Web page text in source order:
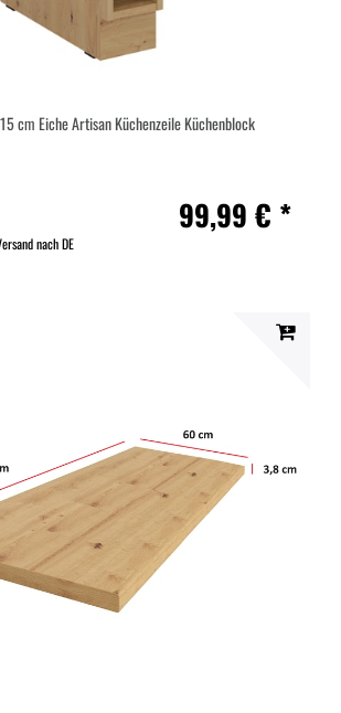
cm Eiche Artisan Küchenzeile Küchenblock
99,99 € *
nach DE